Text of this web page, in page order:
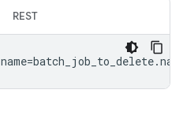
REST
name=batch_job_to_delete.